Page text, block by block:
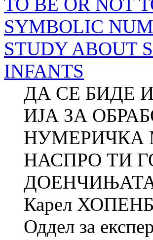
SYMBOLIC
STUDY ABOUT
INFANTS
ДА СЕ БИДЕ
ИЈА ЗА
НУМЕРИЧКА
НАСПРО ТИ
ДОЕНЧИЊАТА
Карел
Оддел за